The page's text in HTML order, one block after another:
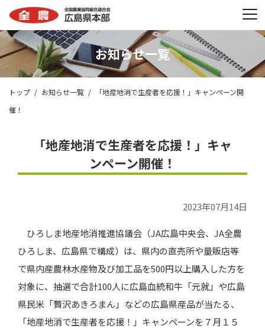
お知らせ一覧
トップ お知らせ一覧
「地産地消で生産者を応援！」キャンペーン開
催！
「地産地消で生産者を応援！」キャ
ンペーン開催！
2023年07月14日
ひろしま地産地消推進協議会（JA広島中央会、 JA全農
ひろしま、広島県で構成）は、県内の直売所や量販店等
で県内産農林水産物及び加工品を500円以上購入した方を
対象に、抽選で合計100人に広島血統和牛「元就」や広島
県民米「贅沢あきろまん」などの広島県産品が当たる、
「地産地消で生産者を応援！」キャンペーンを７月１５